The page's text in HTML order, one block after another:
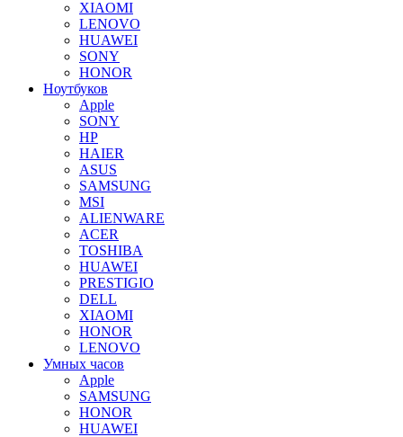
XIAOMI
LENOVO
HUAWEI
SONY
HONOR
Ноутбуков
Apple
SONY
HP
HAIER
ASUS
SAMSUNG
MSI
ALIENWARE
ACER
TOSHIBA
HUAWEI
PRESTIGIO
DELL
XIAOMI
HONOR
LENOVO
Умных часов
Apple
SAMSUNG
HONOR
HUAWEI